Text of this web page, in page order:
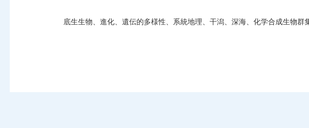
底生生物、進化、遺伝的多様性、系統地理、干潟、深海、化学合成生物群